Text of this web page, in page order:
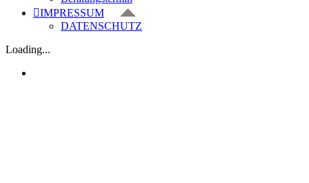
IMPRESSUM
DATENSCHUTZ
Loading...